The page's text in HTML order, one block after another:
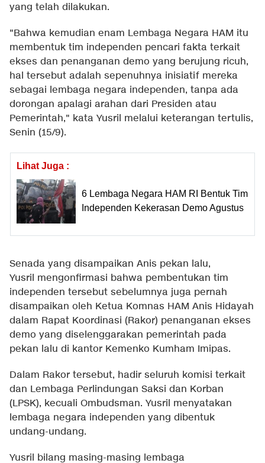
yang telah dilakukan.
"Bahwa kemudian enam Lembaga Negara HAM itu
membentuk tim independen pencari fakta terkait
ekses dan penanganan demo yang berujung ricuh,
hal tersebut adalah sepenuhnya inisiatif mereka
sebagai lembaga negara independen, tanpa ada
dorongan apalagi arahan dari Presiden atau
Pemerintah," kata Yusril melalui keterangan tertulis,
Senin (15/9).
Lihat Juga :
6 Lembaga Negara HAM RI Bentuk Tim
Independen Kekerasan Demo Agustus
Senada yang disampaikan Anis pekan lalu,
Yusril mengonfirmasi bahwa pembentukan tim
independen tersebut sebelumnya juga pernah
disampaikan oleh Ketua Komnas HAM Anis Hidayah
dalam Rapat Koordinasi (Rakor) penanganan ekses
demo yang diselenggarakan pemerintah pada
pekan lalu di kantor Kemenko Kumham Imipas.
Dalam Rakor tersebut, hadir seluruh komisi terkait
dan Lembaga Perlindungan Saksi dan Korban
(LPSK), kecuali Ombudsman. Yusril menyatakan
lembaga negara independen yang dibentuk
undang-undang.
Yusril bilang masing-masing lembaga